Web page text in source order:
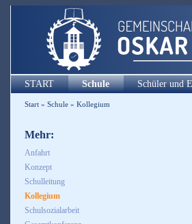
START Schule Schüler und
Start» Schule» Kollegium
Mehr:
Anfahrt
Konzept
Schulleitung
Kollegium
Schulsozialarbeit